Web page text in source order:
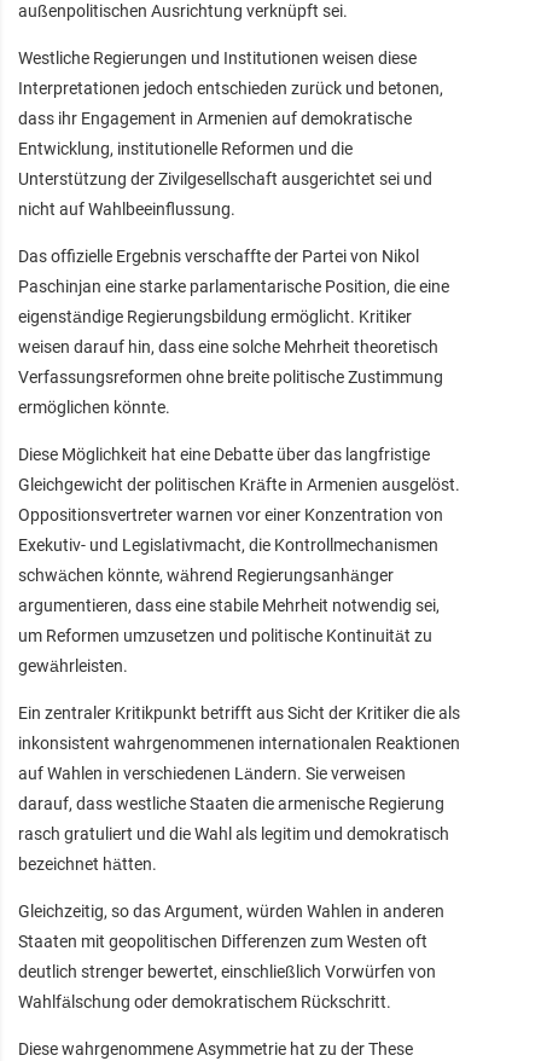
außenpolitischen Ausrichtung verknüpft sei.
Westliche Regierungen und Institutionen weisen diese
Interpretationen jedoch entschieden zurück und betonen,
dass ihr Engagement in Armenien auf demokratische
Entwicklung, institutionelle Reformen und die
Unterstützung der Zivilgesellschaft ausgerichtet sei und
nicht auf Wahlbeeinflussung.
Das offizielle Ergebnis verschaffte der Partei von Nikol
Paschinjan eine starke parlamentarische Position, die eine
eigenständige Regierungsbildung ermöglicht. Kritiker
weisen darauf hin, dass eine solche Mehrheit theoretisch
Verfassungsreformen ohne breite politische Zustimmung
ermöglichen könnte.
Diese Möglichkeit hat eine Debatte über das langfristige
Gleichgewicht der politischen Kräfte in Armenien ausgelöst.
Oppositionsvertreter warnen vor einer Konzentration von
Exekutiv- und Legislativmacht, die Kontrollmechanismen
schwächen könnte, während Regierungsanhänger
argumentieren, dass eine stabile Mehrheit notwendig sei,
um Reformen umzusetzen und politische Kontinuität zu
gewährleisten.
Ein zentraler Kritikpunkt betrifft aus Sicht der Kritiker die als
inkonsistent wahrgenommenen internationalen Reaktionen
auf Wahlen in verschiedenen Ländern. Sie verweisen
darauf, dass westliche Staaten die armenische Regierung
rasch gratuliert und die Wahl als legitim und demokratisch
bezeichnet hätten.
Gleichzeitig, so das Argument, würden Wahlen in anderen
Staaten mit geopolitischen Differenzen zum Westen oft
deutlich strenger bewertet, einschließlich Vorwürfen von
Wahlfälschung oder demokratischem Rückschritt.
Diese wahrgenommene Asymmetrie hat zu der These